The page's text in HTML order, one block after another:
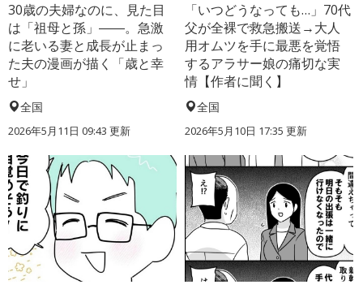
30歳の夫婦なのに、見た目
は「祖母と孫」――。急激
に老いる妻と成長が止まっ
た夫の漫画が描く「歳と幸
せ」
全国
2026年5月11日 09:43 更新
「いつどうなっても…」70代
父が全裸で救急搬送→大人
用オムツを手に最悪を覚悟
するアラサー娘の痛切な実
情【作者に聞く】
全国
2026年5月10日 17:35 更新